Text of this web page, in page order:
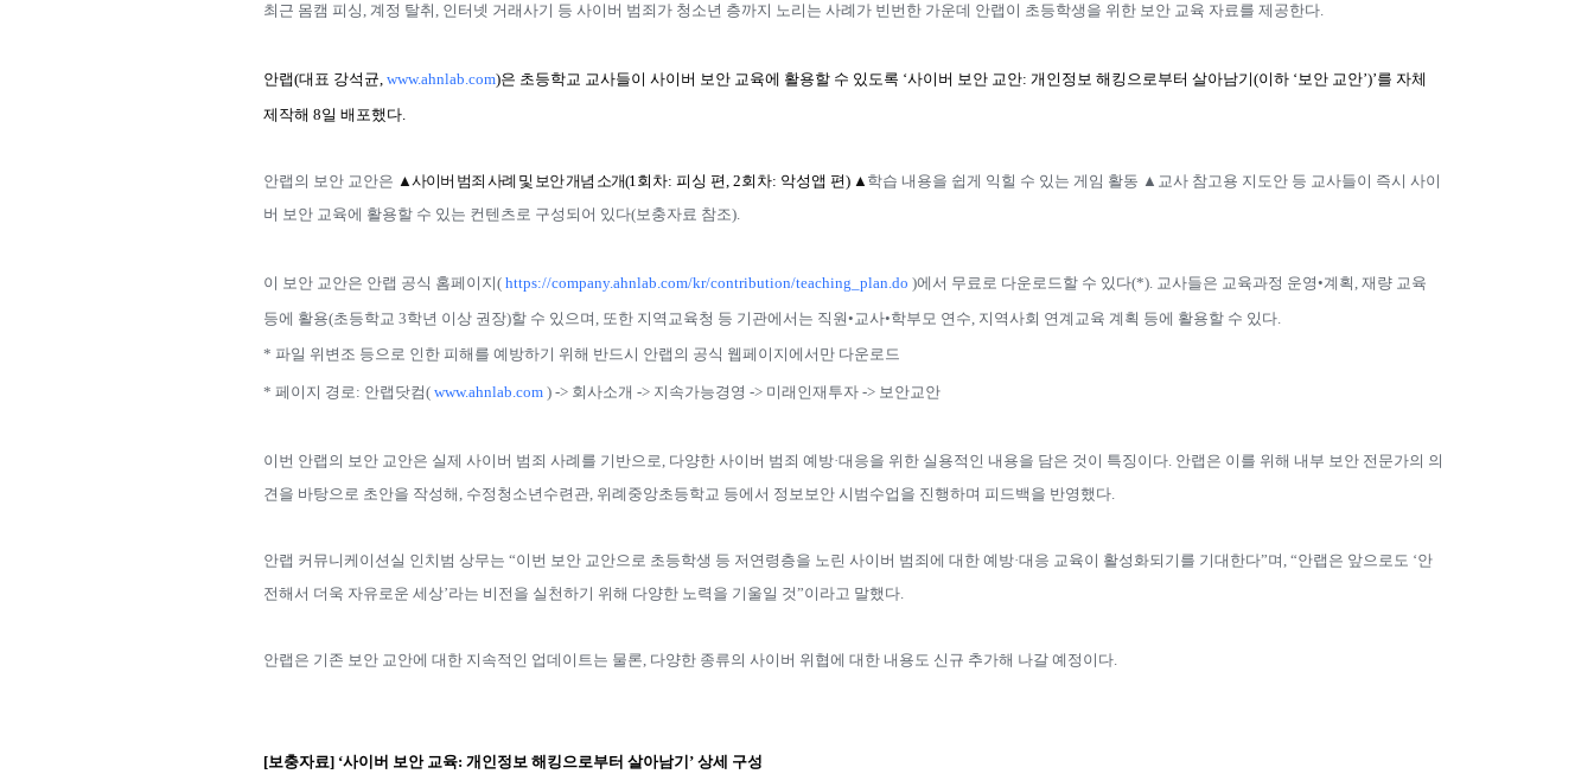
최근 몸캠 피싱 , 계정 탈취 , 인터넷 거래사기 등 사이버 범죄가 청소년 층까지 노리는 사례가 빈번한 가운데 안랩이 초등학생을 위한 보안 교육 자료를 제공한다.
안랩(대표 강석균, www.ahnlab.com)은 초등학교 교사들이 사이버 보안 교육에 활용할 수 있도록 ‘사이버 보안 교안: 개인정보 해킹으로부터 살아남기(이하 ‘보안 교안’)’를 자체
제작해 8일 배포했다.
안랩의 보안 교안은 ▲사이버 범죄 사례 및 보안 개념 소개(1회차: 피싱 편, 2회차: 악성앱 편) ▲ 학습 내용을 쉽게 익힐 수 있는 게임 활동 ▲교사 참고용 지도안 등 교사들이 즉시 사이
버 보안 교육에 활용할 수 있는 컨텐츠로 구성되어 있다(보충자료 참조).
이 보안 교안은 안랩 공식 홈페이지( https://company.ahnlab.com/kr/contribution/teaching_plan.do )에서 무료로 다운로드할 수 있다(*). 교사들은 교육과정 운영•계획 , 재량 교육
등에 활용(초등학교 3학년 이상 권장)할 수 있으며 , 또한 지역교육청 등 기관에서는 직원•교사•학부모 연수, 지역사회 연계교육 계획 등에 활용할 수 있다.
* 파일 위변조 등으로 인한 피해를 예방하기 위해 반드시 안랩의 공식 웹페이지에서만 다운로드
* 페이지 경로: 안랩닷컴( www.ahnlab.com ) -> 회사소개 -> 지속가능경영 -> 미래인재투자 -> 보안교안
이번 안랩의 보안 교안은 실제 사이버 범죄 사례를 기반으로, 다양한 사이버 범죄 예방·대응을 위한 실용적인 내용을 담은 것이 특징이다. 안랩은 이를 위해 내부 보안 전문가의 의
견을 바탕으로 초안을 작성해 , 수정청소년수련관, 위례중앙초등학교 등에서 정보보안 시범수업을 진행하며 피드백을 반영했다.
안랩 커뮤니케이션실 인치범 상무는 “이번 보안 교안으로 초등학생 등 저연령층을 노린 사이버 범죄에 대한 예방·대응 교육이 활성화되기를 기대한다”며 , “안랩은 앞으로도 ‘안
전해서 더욱 자유로운 세상’라는 비전을 실천하기 위해 다양한 노력을 기울일 것”이라고 말했다.
안랩은 기존 보안 교안에 대한 지속적인 업데이트는 물론, 다양한 종류의 사이버 위협에 대한 내용도 신규 추가해 나갈 예정이다.
[보충자료] ‘사이버 보안 교육: 개인정보 해킹으로부터 살아남기’ 상세 구성